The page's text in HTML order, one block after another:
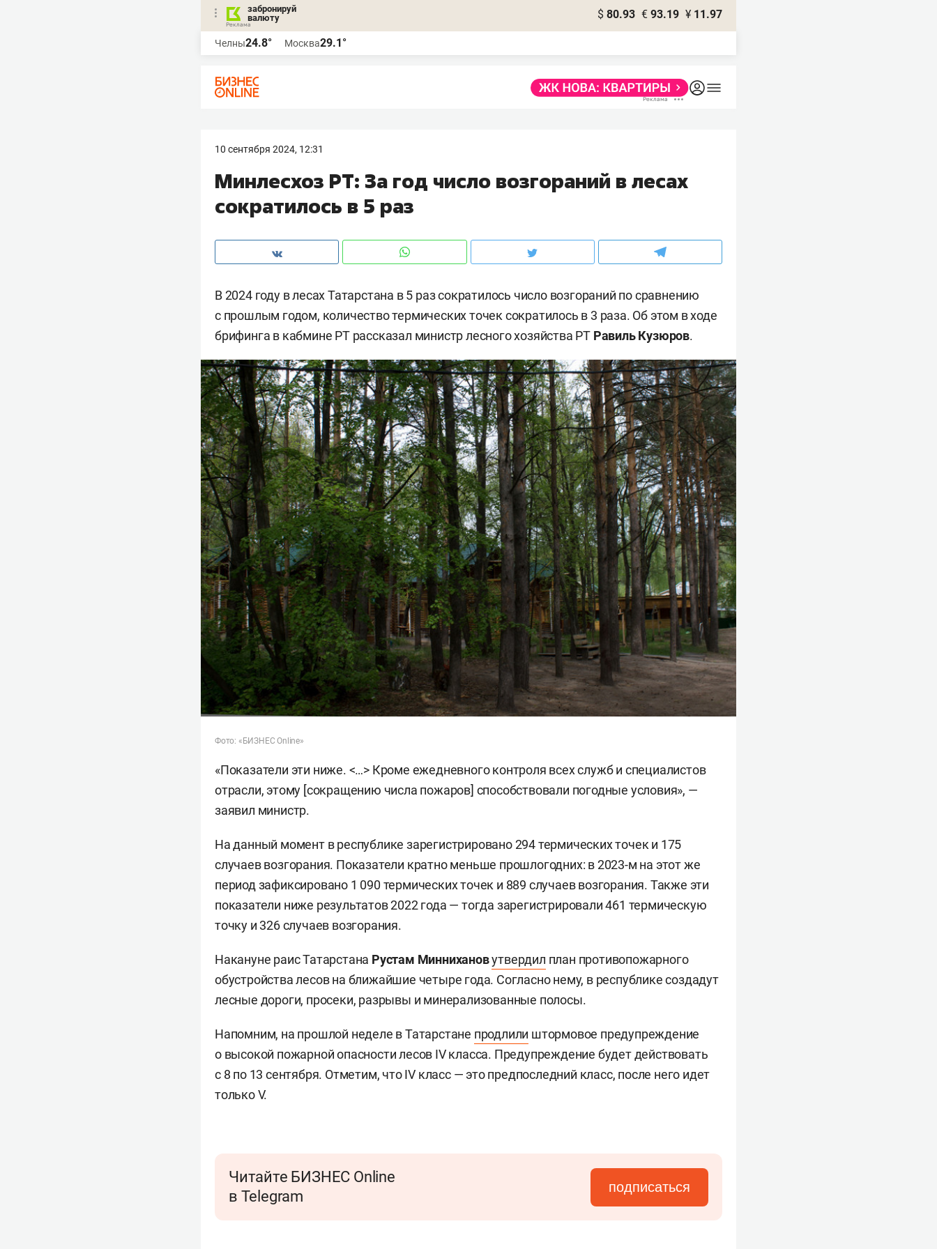
забронируй
валюту
$ 80.93 € 93.19 ¥ 11.97
Челны24.8° Москва29.1°
10 сентября 2024, 12:31
Минлесхоз РТ: За год число возгораний в лесах
сократилось в 5 раз
В 2024 году в лесах Татарстана в 5 раз сократилось число возгораний по сравнению
с прошлым годом, количество термических точек сократилось в 3 раза. Об этом в ходе
брифинга в кабмине РТ рассказал министр лесного хозяйства РТ Равиль Кузюров.
Фото: «БИЗНЕС Online»
«Показатели эти ниже. <…> Кроме ежедневного контроля всех служб и специалистов
отрасли, этому [сокращению числа пожаров] способствовали погодные условия», —
заявил министр.
На данный момент в республике зарегистрировано 294 термических точек и 175
случаев возгорания. Показатели кратно меньше прошлогодних: в 2023-м на этот же
период зафиксировано 1 090 термических точек и 889 случаев возгорания. Также эти
показатели ниже результатов 2022 года — тогда зарегистрировали 461 термическую
точку и 326 случаев возгорания.
Накануне раис Татарстана Рустам Миннихановутвердил план противопожарного
обустройства лесов на ближайшие четыре года. Согласно нему, в республике создадут
лесные дороги, просеки, разрывы и минерализованные полосы.
Напомним, на прошлой неделе в Татарстане продлили штормовое предупреждение
о высокой пожарной опасности лесов IV класса. Предупреждение будет действовать
с 8 по 13 сентября. Отметим, что IV класс — это предпоследний класс, после него идет
только V.
Читайте БИЗНЕС Online
в Telegram
подписаться